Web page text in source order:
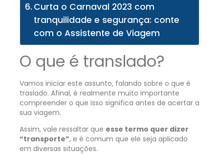
Curta o Carnaval 2023 com
tranquilidade e segurança: conte
com o Assistente de Viagem
O que é translado?
Vamos iniciar este assunto, falando sobre o que é
traslado. Afinal, é realmente muito importante
compreender o que isso significa antes de acertar a
sua viagem.
Assim, vale ressaltar que esse termo quer dizer
“transporte”, e é comum que ele seja aplicado
em diversas situações.